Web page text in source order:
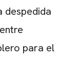
despedida
para el